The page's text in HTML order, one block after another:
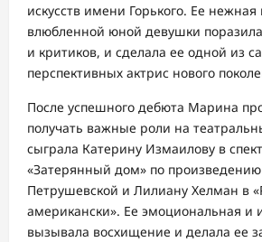
искусств имени Горького. Ее нежная
влюбленной юной девушки поразила
и критиков, и сделала ее одной из
перспективных актрис нового
После успешного дебюта Марина
получать важные роли на
сыграла Катерину Измаилову в
«Затерянный дом» по
Петрушевской и Лилиану Хелман в
американски». Ее эмоциональная и
вызывала восхищение и делала ее